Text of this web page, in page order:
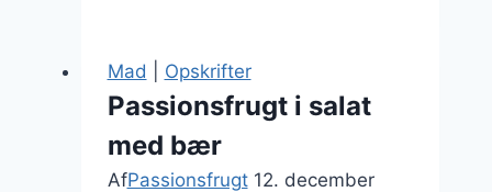
fra
Mad Opskrifter
Passionsfrugt i salat
med bær
AfPassionsfrugt 12. december